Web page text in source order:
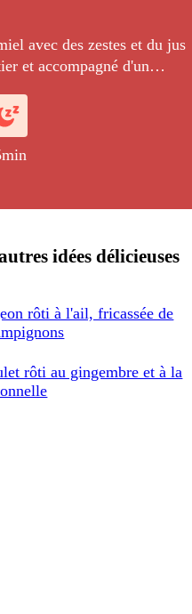
avec des zestes et du jus
et accompagné d'un
terre soudés entre eux avec
un grillage très croustillant.
idées délicieuses
rôti à l'ail, fricassée de
rôti au gingembre et à la